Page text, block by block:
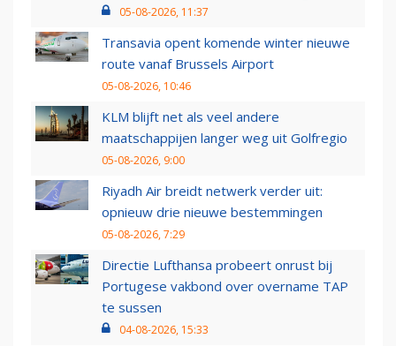
05-08-2026, 11:37
Transavia opent komende winter nieuwe
route vanaf Brussels Airport
05-08-2026, 10:46
KLM blijft net als veel andere
maatschappijen langer weg uit Golfregio
05-08-2026, 9:00
Riyadh Air breidt netwerk verder uit:
opnieuw drie nieuwe bestemmingen
05-08-2026, 7:29
Directie Lufthansa probeert onrust bij
Portugese vakbond over overname TAP
te sussen
04-08-2026, 15:33